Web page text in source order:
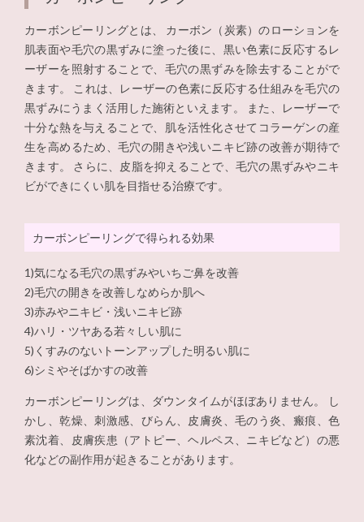
カーボンピーリングとは、 カーボン（炭素）のローションを
肌表面や毛穴の黒ずみに塗った後に、黒い色素に反応するレ
ーザーを照射することで、毛穴の黒ずみを除去することがで
きます。 これは、レーザーの色素に反応する仕組みを毛穴の
黒ずみにうまく活用した施術といえます。 また、レーザーで
十分な熱を与えることで、肌を活性化させてコラーゲンの産
生を高めるため、毛穴の開きや浅いニキビ跡の改善が期待で
きます。 さらに、皮脂を抑えることで、毛穴の黒ずみやニキ
ビができにくい肌を目指せる治療です。
カーボンピーリングで得られる効果
1)気になる毛穴の黒ずみやいちご鼻を改善
2)毛穴の開きを改善しなめらか肌へ
3)赤みやニキビ・浅いニキビ跡
4)ハリ・ツヤある若々しい肌に
5)くすみのないトーンアップした明るい肌に
6)シミやそばかすの改善
カーボンピーリングは、ダウンタイムがほぼありません。 し
かし、乾燥、刺激感、びらん、皮膚炎、毛のう炎、瘢痕、色
素沈着、皮膚疾患（アトピー、ヘルペス、ニキビなど）の悪
化などの副作用が起きることがあります。